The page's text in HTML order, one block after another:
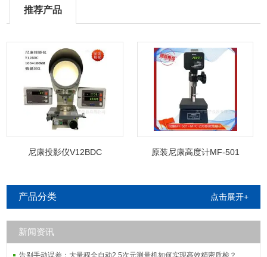
推荐产品
尼康投影仪V12BDC 原装尼康高度计MF-501
产品分类 点击展开+
新闻资讯
告别手动误差：大量程全自动2.5次元测量机如何实现高效精密质检？